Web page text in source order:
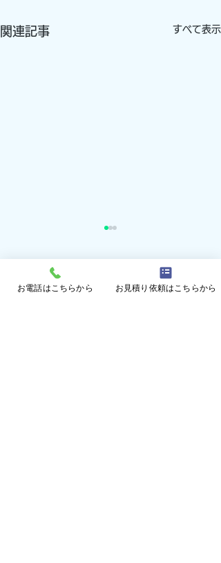
関連記事 すべて表示
コメント
お電話はこちらから お見積り依頼はこちらから